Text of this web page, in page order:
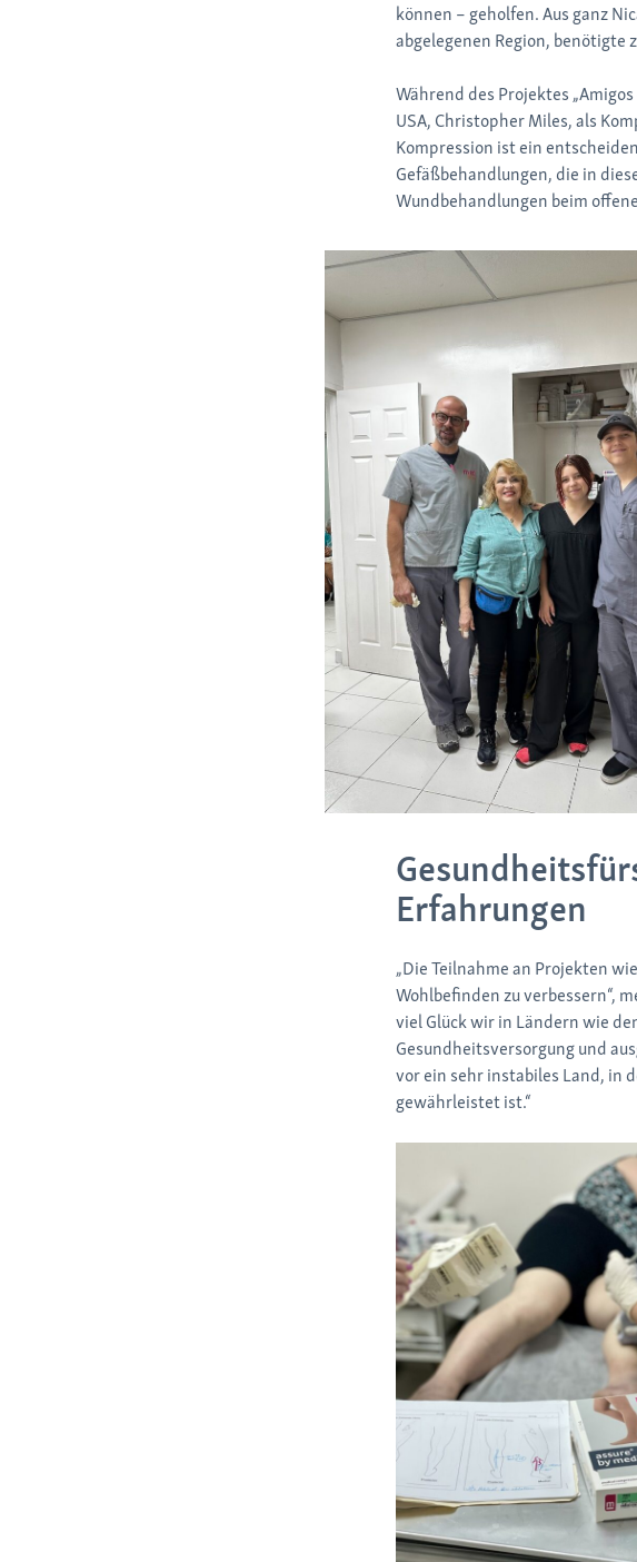
können – geholfen. Aus ganz
abgelegenen Region, benötigte
Während des Projektes
USA, Christopher Miles, als
Kompression ist ein
Gefäßbehandlungen, die in
Wundbehandlungen beim
Erfahrungen
„Die Teilnahme an Projekten
Wohlbefinden zu verbessern“,
viel Glück wir in Ländern wie
Gesundheitsversorgung und
vor ein sehr instabiles Land, in
gewährleistet ist.“